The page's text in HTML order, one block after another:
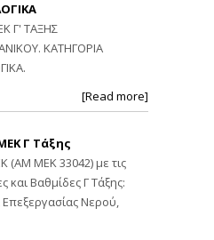
Γ' ΤΑΞΗΣ
ΚΑΤΗΓΟΡΙΑ
[Read more]
Γ Τάξης
(ΑΜ ΜΕΚ 33042) με τις
Βαθμίδες Γ Τάξης:
Νερού,